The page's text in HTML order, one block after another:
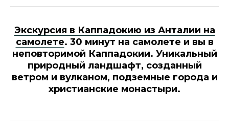
Экскурсия в Каппадокию из Анталии на
самолете. 30 минут на самолете и вы в
неповторимой Каппадокии. Уникальный
природный ландшафт, созданный
ветром и вулканом, подземные города и
христианские монастыри.